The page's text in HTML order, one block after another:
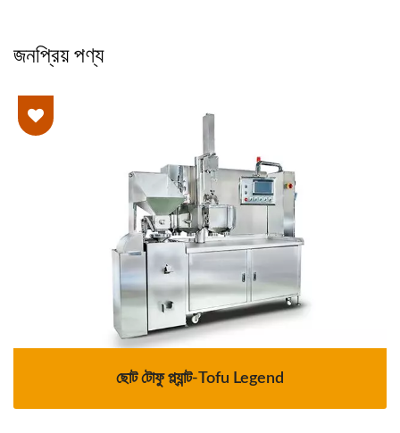
জনপ্রিয় পণ্য
ছোট টোফু প্ল্যান্ট-Tofu Legend